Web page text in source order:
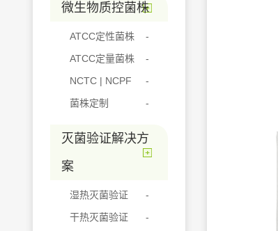
微生物质控菌株
ATCC定性菌株
ATCC定量菌株
NCTC | NCPF
菌株定制
灭菌验证解决方
案
湿热灭菌验证
干热灭菌验证